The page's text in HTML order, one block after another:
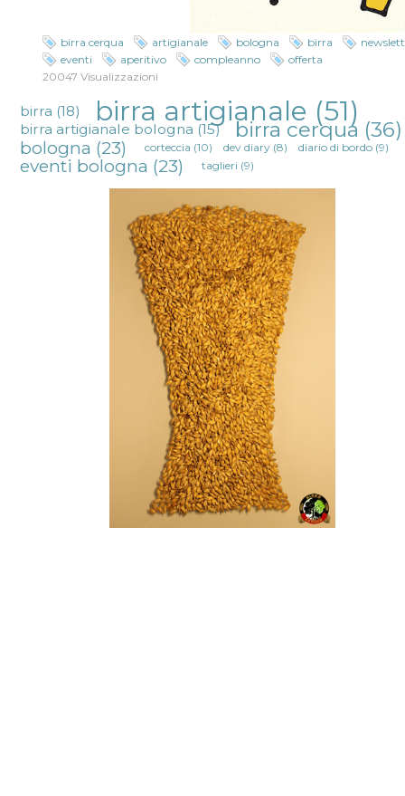
birra cerqua artigianale bologna birra
eventi
aperitivo compleanno
offerta
20047 Visualizzazioni
birra (18) birra artigianale (51)
birra artigianale bologna (15) birra cerqua (36)
bologna (23) corteccia (10) dev diary(8) diario di bordo(9)
eventi bologna (23) taglieri (9)